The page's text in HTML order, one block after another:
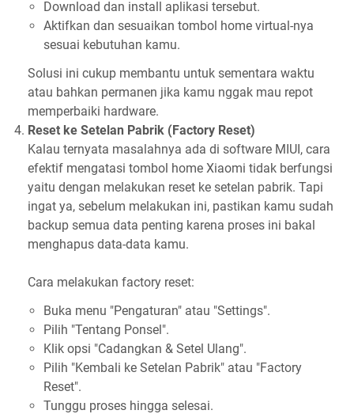
Download dan install aplikasi tersebut.
Aktifkan dan sesuaikan tombol home virtual-nya
sesuai kebutuhan kamu.
Solusi ini cukup membantu untuk sementara waktu
atau bahkan permanen jika kamu nggak mau repot
memperbaiki hardware.
Reset ke Setelan Pabrik (Factory Reset)
Kalau ternyata masalahnya ada di software MIUI, cara
efektif mengatasi tombol home Xiaomi tidak berfungsi
yaitu dengan melakukan reset ke setelan pabrik. Tapi
ingat ya, sebelum melakukan ini, pastikan kamu sudah
backup semua data penting karena proses ini bakal
menghapus data-data kamu.
Cara melakukan factory reset:
Buka menu "Pengaturan" atau "Settings".
Pilih "Tentang Ponsel".
Klik opsi "Cadangkan & Setel Ulang".
Pilih "Kembali ke Setelan Pabrik" atau "Factory
Reset".
Tunggu proses hingga selesai.